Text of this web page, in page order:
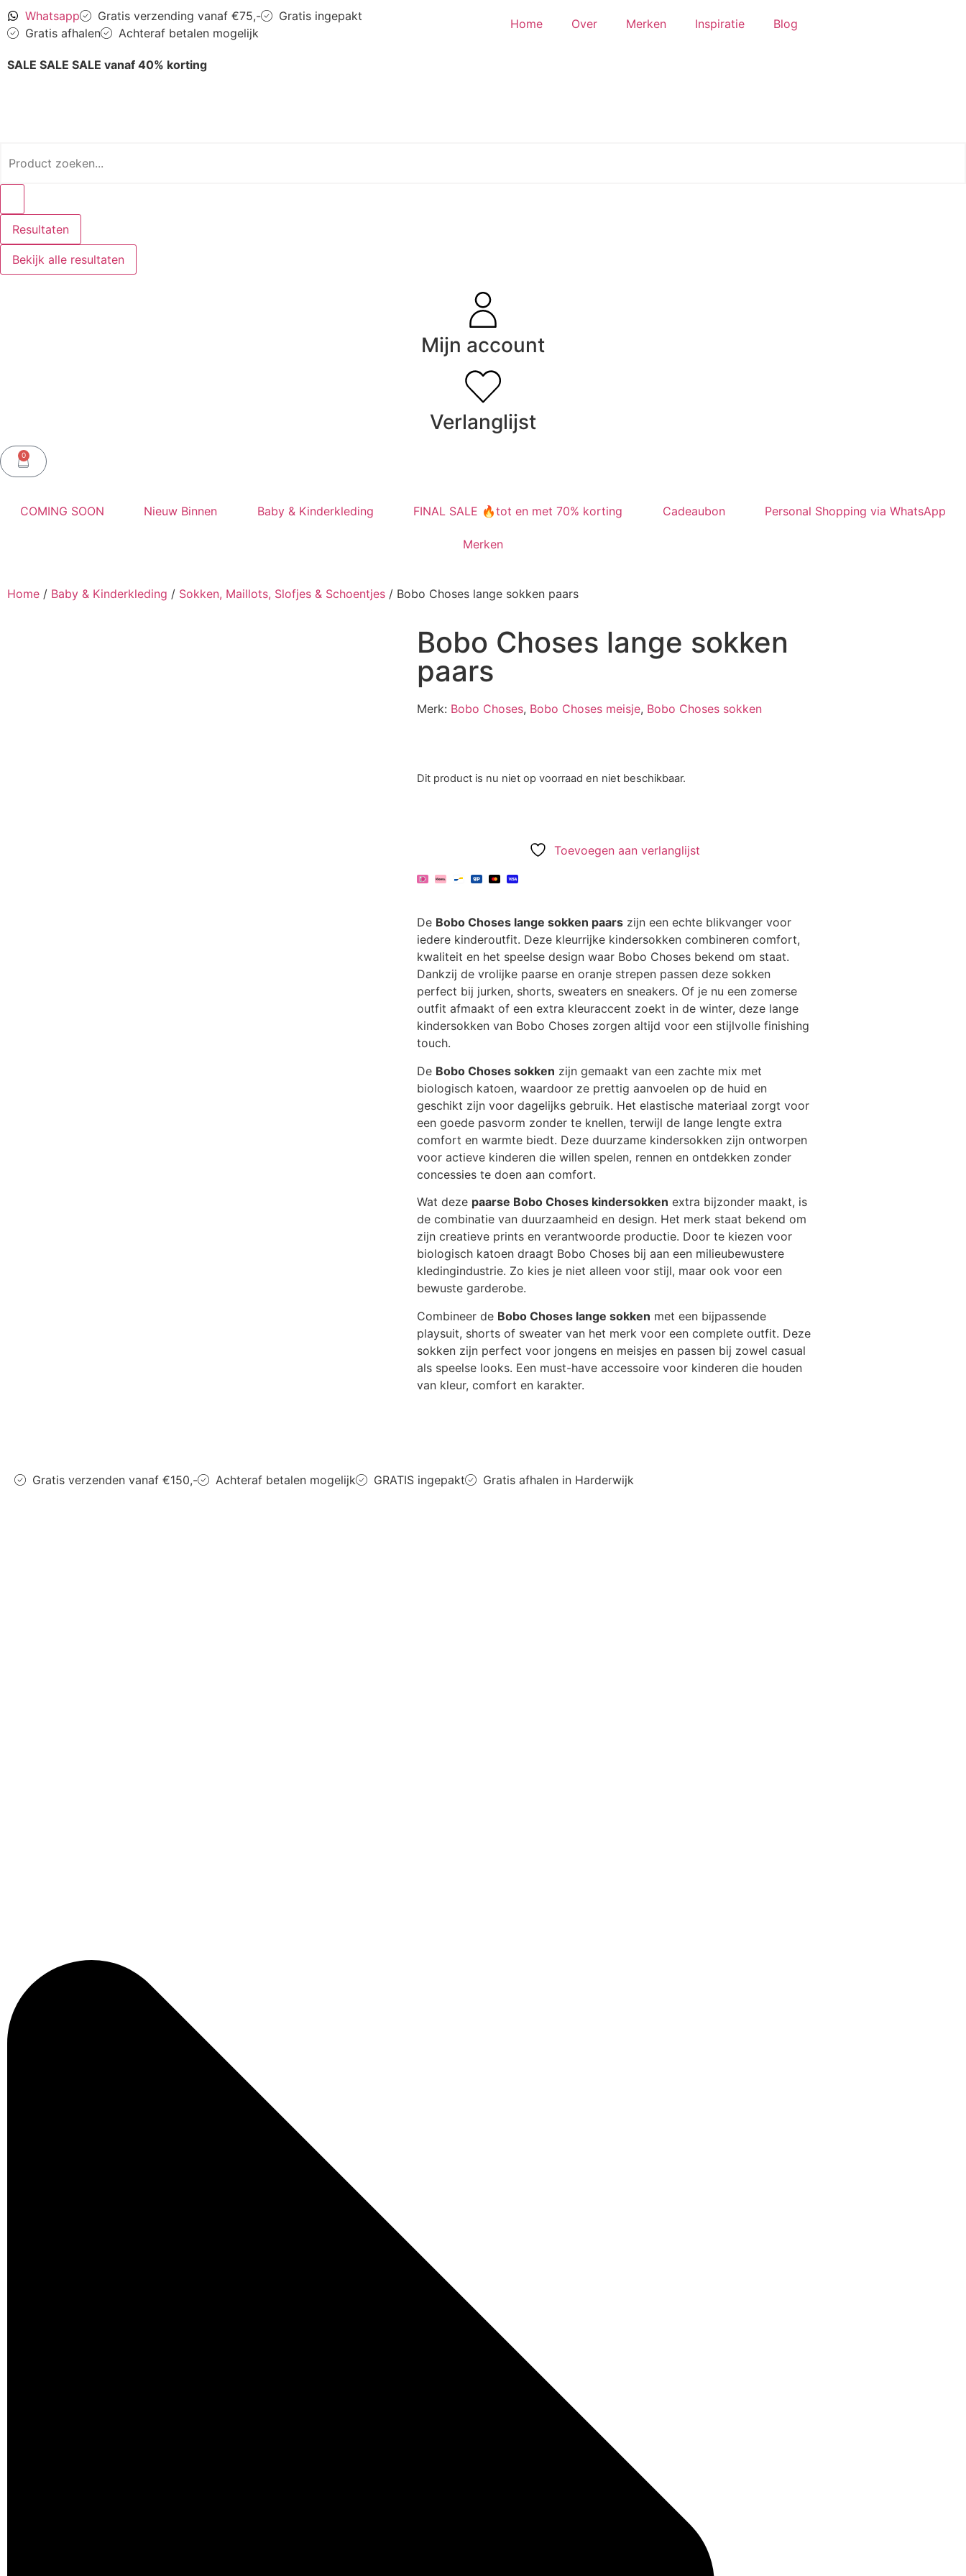
Whatsapp Gratis verzending vanaf €75,-
Gratis ingepakt
Gratis afhalen
Achteraf betalen mogelijk
Home Over Merken Inspiratie Blog
SALE SALE SALE vanaf 40% korting
Resultaten
Bekijk alle resultaten
Mijn account
Verlanglijst
0
COMING SOON Nieuw Binnen Baby & Kinderkleding FINAL SALE 🔥tot en met 70% korting Cadeaubon Personal Shopping via WhatsApp
Merken
Home / Baby & Kinderkleding / Sokken, Maillots, Slofjes & Schoentjes / Bobo Choses lange sokken paars
Bobo Choses lange sokken
paars
Merk: Bobo Choses, Bobo Choses meisje, Bobo Choses sokken
Dit product is nu niet op voorraad en niet beschikbaar.
Toevoegen aan verlanglijst
De Bobo Choses lange sokken paars zijn een echte blikvanger voor
iedere kinderoutfit. Deze kleurrijke kindersokken combineren comfort,
kwaliteit en het speelse design waar Bobo Choses bekend om staat.
Dankzij de vrolijke paarse en oranje strepen passen deze sokken
perfect bij jurken, shorts, sweaters en sneakers. Of je nu een zomerse
outfit afmaakt of een extra kleuraccent zoekt in de winter, deze lange
kindersokken van Bobo Choses zorgen altijd voor een stijlvolle finishing
touch.
De Bobo Choses sokken zijn gemaakt van een zachte mix met
biologisch katoen, waardoor ze prettig aanvoelen op de huid en
geschikt zijn voor dagelijks gebruik. Het elastische materiaal zorgt voor
een goede pasvorm zonder te knellen, terwijl de lange lengte extra
comfort en warmte biedt. Deze duurzame kindersokken zijn ontworpen
voor actieve kinderen die willen spelen, rennen en ontdekken zonder
concessies te doen aan comfort.
Wat deze paarse Bobo Choses kindersokken extra bijzonder maakt, is
de combinatie van duurzaamheid en design. Het merk staat bekend om
zijn creatieve prints en verantwoorde productie. Door te kiezen voor
biologisch katoen draagt Bobo Choses bij aan een milieubewustere
kledingindustrie. Zo kies je niet alleen voor stijl, maar ook voor een
bewuste garderobe.
Combineer de Bobo Choses lange sokken met een bijpassende
playsuit, shorts of sweater van het merk voor een complete outfit. Deze
sokken zijn perfect voor jongens en meisjes en passen bij zowel casual
als speelse looks. Een must-have accessoire voor kinderen die houden
van kleur, comfort en karakter.
Gratis verzenden vanaf €150,- Achteraf betalen mogelijk GRATIS ingepakt Gratis afhalen in Harderwijk